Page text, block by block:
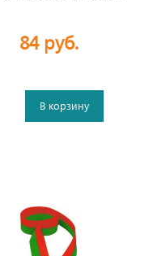
84 руб.
В корзину